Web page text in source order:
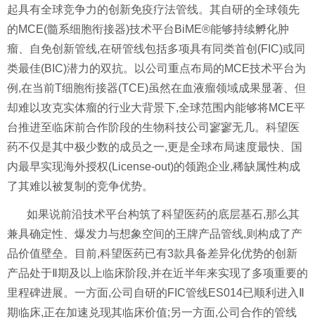
起具有全球竞争力的创新免疫疗法管线。其自研的全球领先
的MCE(髓系细胞衔接器)技术平台BiME®能够持续孵化肿
瘤、自免创新管线,在研管线包括多项具有同类首创(FIC)或同
类最佳(BIC)潜力的双抗。以公司重点布局的MCE技术平台为
例,在当前T细胞衔接器(TCE)虽然在血液瘤领域成果显著、但
却难以攻克实体瘤的行业大背景下,全球范围内能够将MCE平
台推进至临床前合作阶段的生物科技公司寥寥无几。科望医
药不仅是其中极少数的成员之一,更是全球布局速度最快、国
内最早实现海外授权(License-out)的领跑企业,稀缺属性构成
了其难以被复制的竞争优势。
如果说前沿技术平台构筑了科望医药的底层基石,那么其
兼具确定性、爆发力与想象空间的王牌产品管线,则构成了产
品价值壁垒。目前,科望医药已有3款具备差异化优势的创新
产品处于Ⅱ期及以上临床阶段,并在近半年来实现了多项重要的
里程碑进展。一方面,公司自研的FIC管线ES014已顺利进入Ⅱ
期临床,正在加速兑现其临床价值;另一方面,公司合作的管线